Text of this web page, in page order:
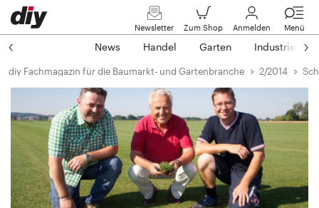
Newsletter Zum Shop Anmelden Menü
News Handel Garten Industrie
diy Fachmagazin für die Baumarkt- und Gartenbranche 2/2014